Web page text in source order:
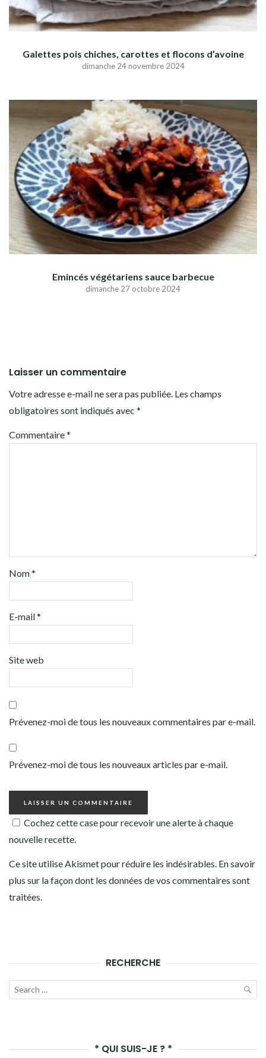
Galettes pois chiches, carottes et flocons d’avoine
dimanche 24 novembre 2024
Emincés végétariens sauce barbecue
dimanche 27 octobre 2024
Laisser un commentaire
Votre adresse e-mail ne sera pas publiée. Les champs
obligatoires sont indiqués avec *
Commentaire*
Nom*
E-mail*
Site web
Prévenez-moi de tous les nouveaux commentaires par e-mail.
Prévenez-moi de tous les nouveaux articles par e-mail.
Cochez cette case pour recevoir une alerte à chaque
nouvelle recette.
Ce site utilise Akismet pour réduire les indésirables. En savoir
plus sur la façon dont les données de vos commentaires sont
traitées.
RECHERCHE
Recherche
* QUI SUIS-JE ? *